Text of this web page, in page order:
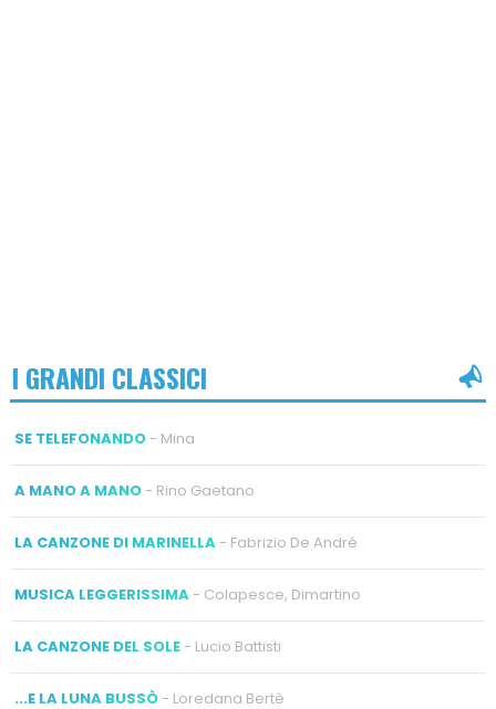
I GRANDI CLASSICI
SE TELEFONANDO- Mina
A MANO A MANO- Rino Gaetano
LA CANZONE DI MARINELLA- Fabrizio De André
MUSICA LEGGERISSIMA- Colapesce, Dimartino
LA CANZONE DEL SOLE- Lucio Battisti
...E LA LUNA BUSSÒ- Loredana Bertè